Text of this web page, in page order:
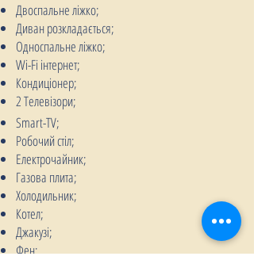
Двоспальне ліжко;
Диван розкладається;
Односпальне ліжко;
Wi-Fi інтернет;
Кондиціонер;
2 Телевізори;
Smart-TV;
Робочий стіл;
Електрочайник;
Газова плита;
Холодильник;
Котел;
Джакузі;
Фен;